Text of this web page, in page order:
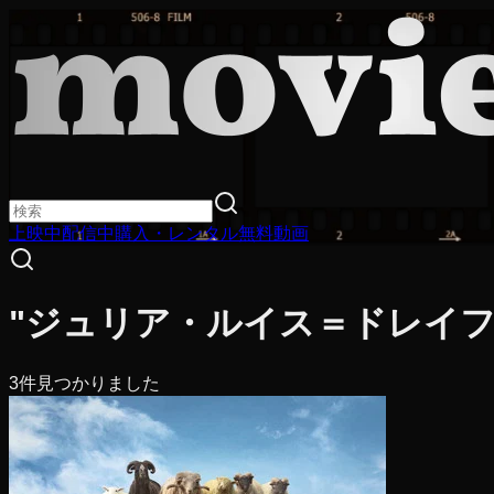
上映中配信中購入・レンタル無料動画
"ジュリア・ルイス＝ドレイ
3件見つかりました